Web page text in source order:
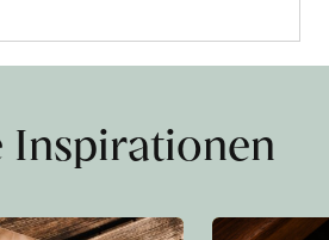
Inspirationen